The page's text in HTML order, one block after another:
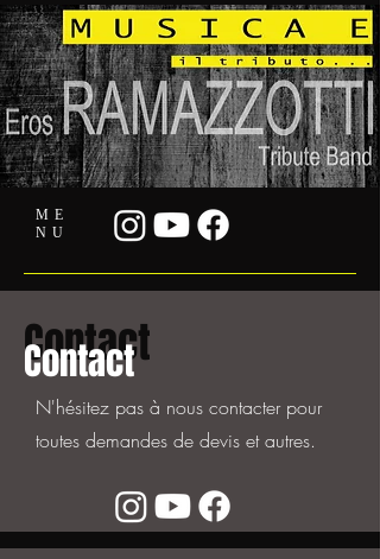
ME
NU
Contact
Contact
N'hésitez pas à nous contacter pour
toutes demandes de devis et autres.